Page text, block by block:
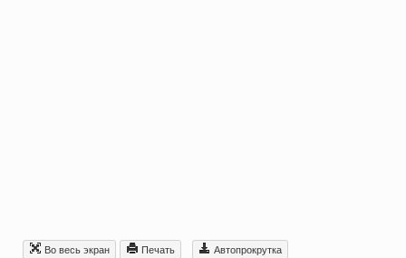
Во весь экран Печать
Автопрокрутка